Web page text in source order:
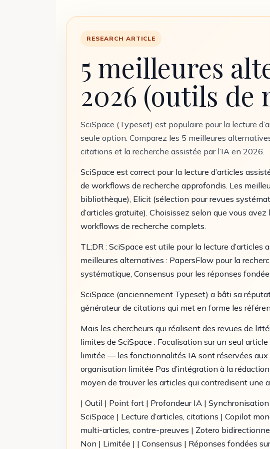
RESEARCH ARTICLE
5 meilleures
2026 (outils de
SciSpace (Typeset) est populaire pour la lecture
seule option. Comparez les 5 meilleures
citations et la recherche assistée par l’IA en 2026.
SciSpace est correct pour la lecture d’articles
de workflows de recherche approfondis. Les
bibliothèque), Elicit (sélection pour revues
d’articles gratuite). Choisissez selon que vous
workflows de recherche complets.
TL;DR : SciSpace est utile pour la lecture
meilleures alternatives : PapersFlow pour la
systématique, Consensus pour les réponses
SciSpace (anciennement Typeset) a bâti sa
générateur de citations qui met en forme les
Mais les chercheurs qui réalisent des revues de
limites de SciSpace : Focalisation sur un seul
limitée — les fonctionnalités IA sont réservées
organisation limitée Pas d’intégration à la
moyen de trouver les articles qui contredisent une
| Outil | Point fort | Profondeur IA |
SciSpace | Lecture d’articles, citations | Copilot
multi-articles, contre-preuves | Zotero
Non | Limitée | | Consensus | Réponses fondées